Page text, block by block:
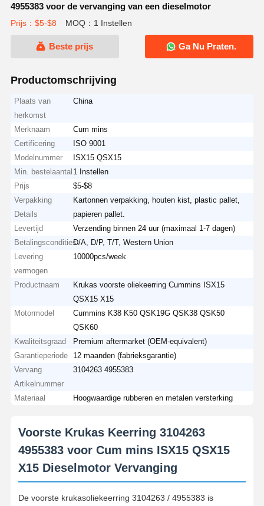
4955383 voor de vervanging van een dieselmotor
Prijs：$5-$8 MOQ：1 Instellen
Beste prijs Ga Nu Praten.
Productomschrijving
Plaats van
herkomst
China
Merknaam
Cum mins
Certificering
ISO 9001
Modelnummer
ISX15 QSX15
Min. bestelaantal 1 Instellen
Prijs
$5-$8
Verpakking
Details
Kartonnen verpakking, houten kist, plastic pallet,
papieren pallet.
Levertijd
Verzending binnen 24 uur (maximaal 1-7 dagen)
BetalingsconditiesD/A, D/P, T/T, Western Union
Levering
vermogen
10000pcs/week
Productnaam
Krukas voorste oliekeerring Cummins ISX15
QSX15 X15
Motormodel
Cummins K38 K50 QSK19G QSK38 QSK50
QSK60
Kwaliteitsgraad
Premium aftermarket (OEM-equivalent)
Garantieperiode
12 maanden (fabrieksgarantie)
Vervang
Artikelnummer
3104263 4955383
Materiaal Hoogwaardige rubberen en metalen versterking
Voorste Krukas Keerring 3104263
4955383 voor Cum mins ISX15 QSX15
X15 Dieselmotor Vervanging
De voorste krukasoliekeerring 3104263 / 4955383 is